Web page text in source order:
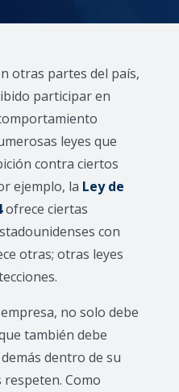
otras partes del país,
participar en
leyes que
contra ciertos
ejemplo, la Ley de
ofrece ciertas
con
otras; otras leyes
no solo debe
también debe
dentro de su
Como